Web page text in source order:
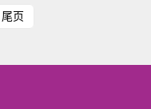
尾页